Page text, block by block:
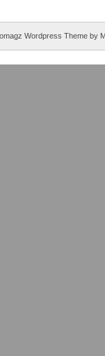
Wordpress Theme by